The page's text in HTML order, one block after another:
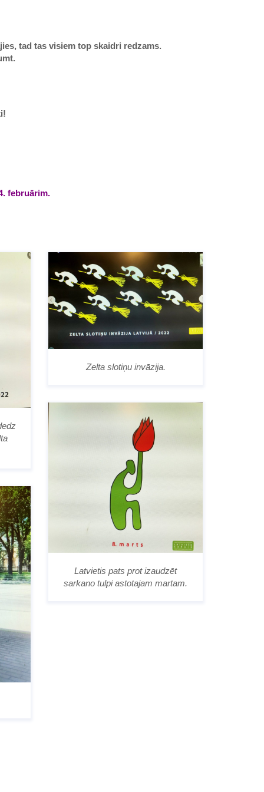
tad tas visiem top skaidri redzams.
februārim.
Zelta slotiņu invāzija.
Latvietis pats prot izaudzēt
sarkano tulpi astotajam martam.